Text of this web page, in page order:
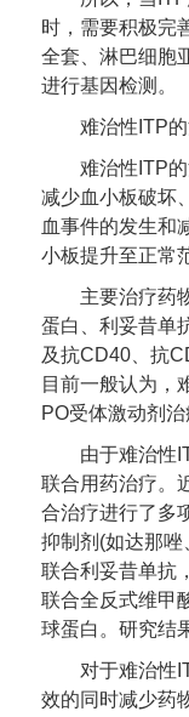
时，需要积极完
全套、淋巴细胞
进行基因检测。
难治性ITP
难治性ITP
减少血小板破坏
血事件的发生和
小板提升至正常
主要治疗药
蛋白、利妥昔单
及抗CD40、抗
目前一般认为，
PO受体激动剂治
由于难治性
联合用药治疗。
合治疗进行了多
抑制剂(如达那唑
联合利妥昔单抗
联合全反式维甲
球蛋白。研究结
对于难治性
效的同时减少药